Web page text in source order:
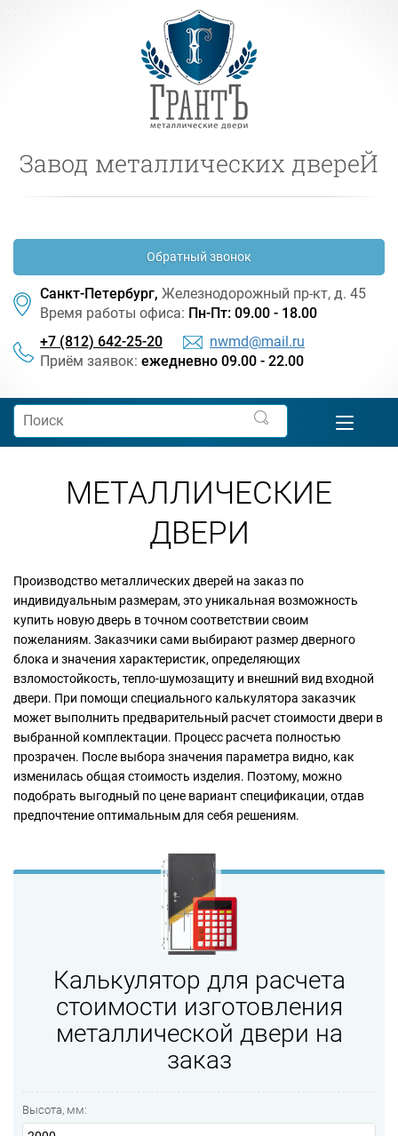
Завод металлических двереЙ
Обратный звонок
Санкт-Петербург, Железнодорожный пр-кт, д. 45
Время работы офиса: Пн-Пт: 09.00 - 18.00
+7 (812) 642-25-20
nwmd@mail.ru
Приём заявок: ежедневно 09.00 - 22.00
МЕТАЛЛИЧЕСКИЕ
ДВЕРИ
Производство металлических дверей на заказ по
индивидуальным размерам, это уникальная возможность
купить новую дверь в точном соответствии своим
пожеланиям. Заказчики сами выбирают размер дверного
блока и значения характеристик, определяющих
взломостойкость, тепло-шумозащиту и внешний вид входной
двери. При помощи специального калькулятора заказчик
может выполнить предварительный расчет стоимости двери в
выбранной комплектации. Процесс расчета полностью
прозрачен. После выбора значения параметра видно, как
изменилась общая стоимость изделия. Поэтому, можно
подобрать выгодный по цене вариант спецификации, отдав
предпочтение оптимальным для себя решениям.
Калькулятор для расчета
стоимости изготовления
металлической двери на
заказ
Высота, мм: